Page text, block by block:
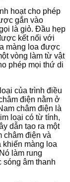
hoạt cho phép
gắn vào
là giỏ. Đầu hẹp
kết nối với
màng loa được
vòng làm từ vật
phép mọi thứ di
của trình điều
điện nằm ở
châm điện là
loại có từ tính,
dẫn tạo ra một
châm điện và
màng loa
làm rung
sóng âm thanh